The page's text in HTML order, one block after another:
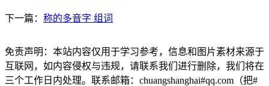
下一篇： 称的多音字 组词
免责声明：本站内容仅用于学习参考，信息和图片素材来源于
互联网，如内容侵权与违规，请联系我们进行删除，我们将在
三个工作日内处理。联系邮箱：chuangshanghai#qq.com（把#